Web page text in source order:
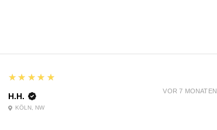
VOR 7 MONATEN
5
★★★★★
H.H.
KÖLN, NW